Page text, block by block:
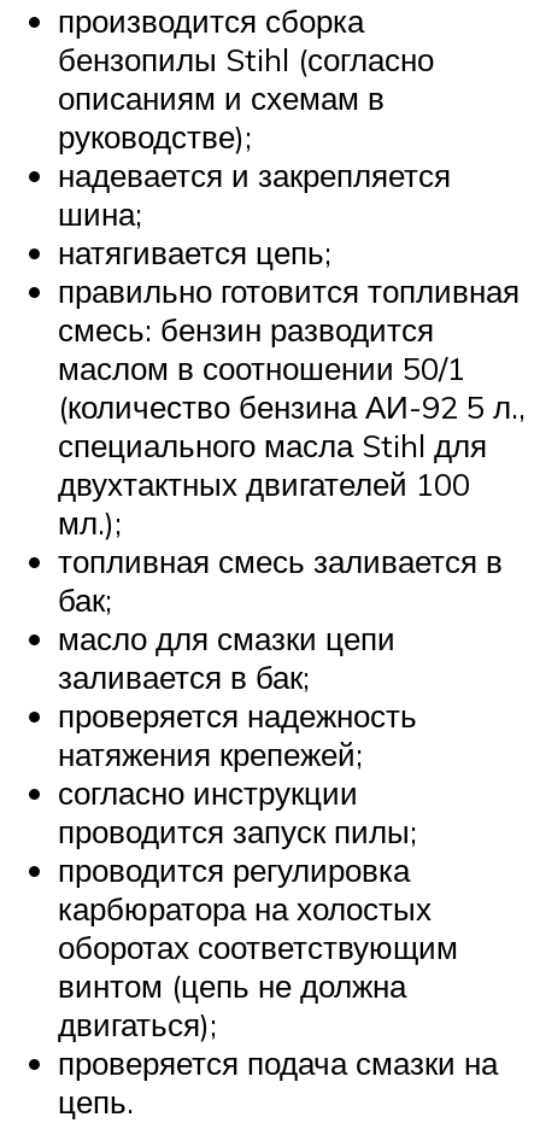
производится сборка
бензопилы Stihl (согласно
описаниям и схемам в
руководстве);
надевается и закрепляется
шина;
натягивается цепь;
правильно готовится топливная
смесь: бензин разводится
маслом в соотношении 50/1
(количество бензина АИ-92 5 л.,
специального масла Stihl для
двухтактных двигателей 100
мл.);
топливная смесь заливается в
бак;
масло для смазки цепи
заливается в бак;
проверяется надежность
натяжения крепежей;
согласно инструкции
проводится запуск пилы;
проводится регулировка
карбюратора на холостых
оборотах соответствующим
винтом (цепь не должна
двигаться);
проверяется подача смазки на
цепь.